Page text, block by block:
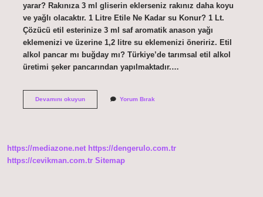
yarar? Rakınıza 3 ml gliserin eklerseniz rakınız daha koyu
ve yağlı olacaktır. 1 Litre Etile Ne Kadar su Konur? 1 Lt.
Çözücü etil esterinize 3 ml saf aromatik anason yağı
eklemenizi ve üzerine 1,2 litre su eklemenizi öneririz. Etil
alkol pancar mı buğday mı? Türkiye’de tarımsal etil alkol
üretimi şeker pancarından yapılmaktadır.…
Devamını okuyunRakı
Alkol
Yorum Bırak
https://mediazone.net https://dengerulo.com.tr
https://cevikman.com.tr Sitemap